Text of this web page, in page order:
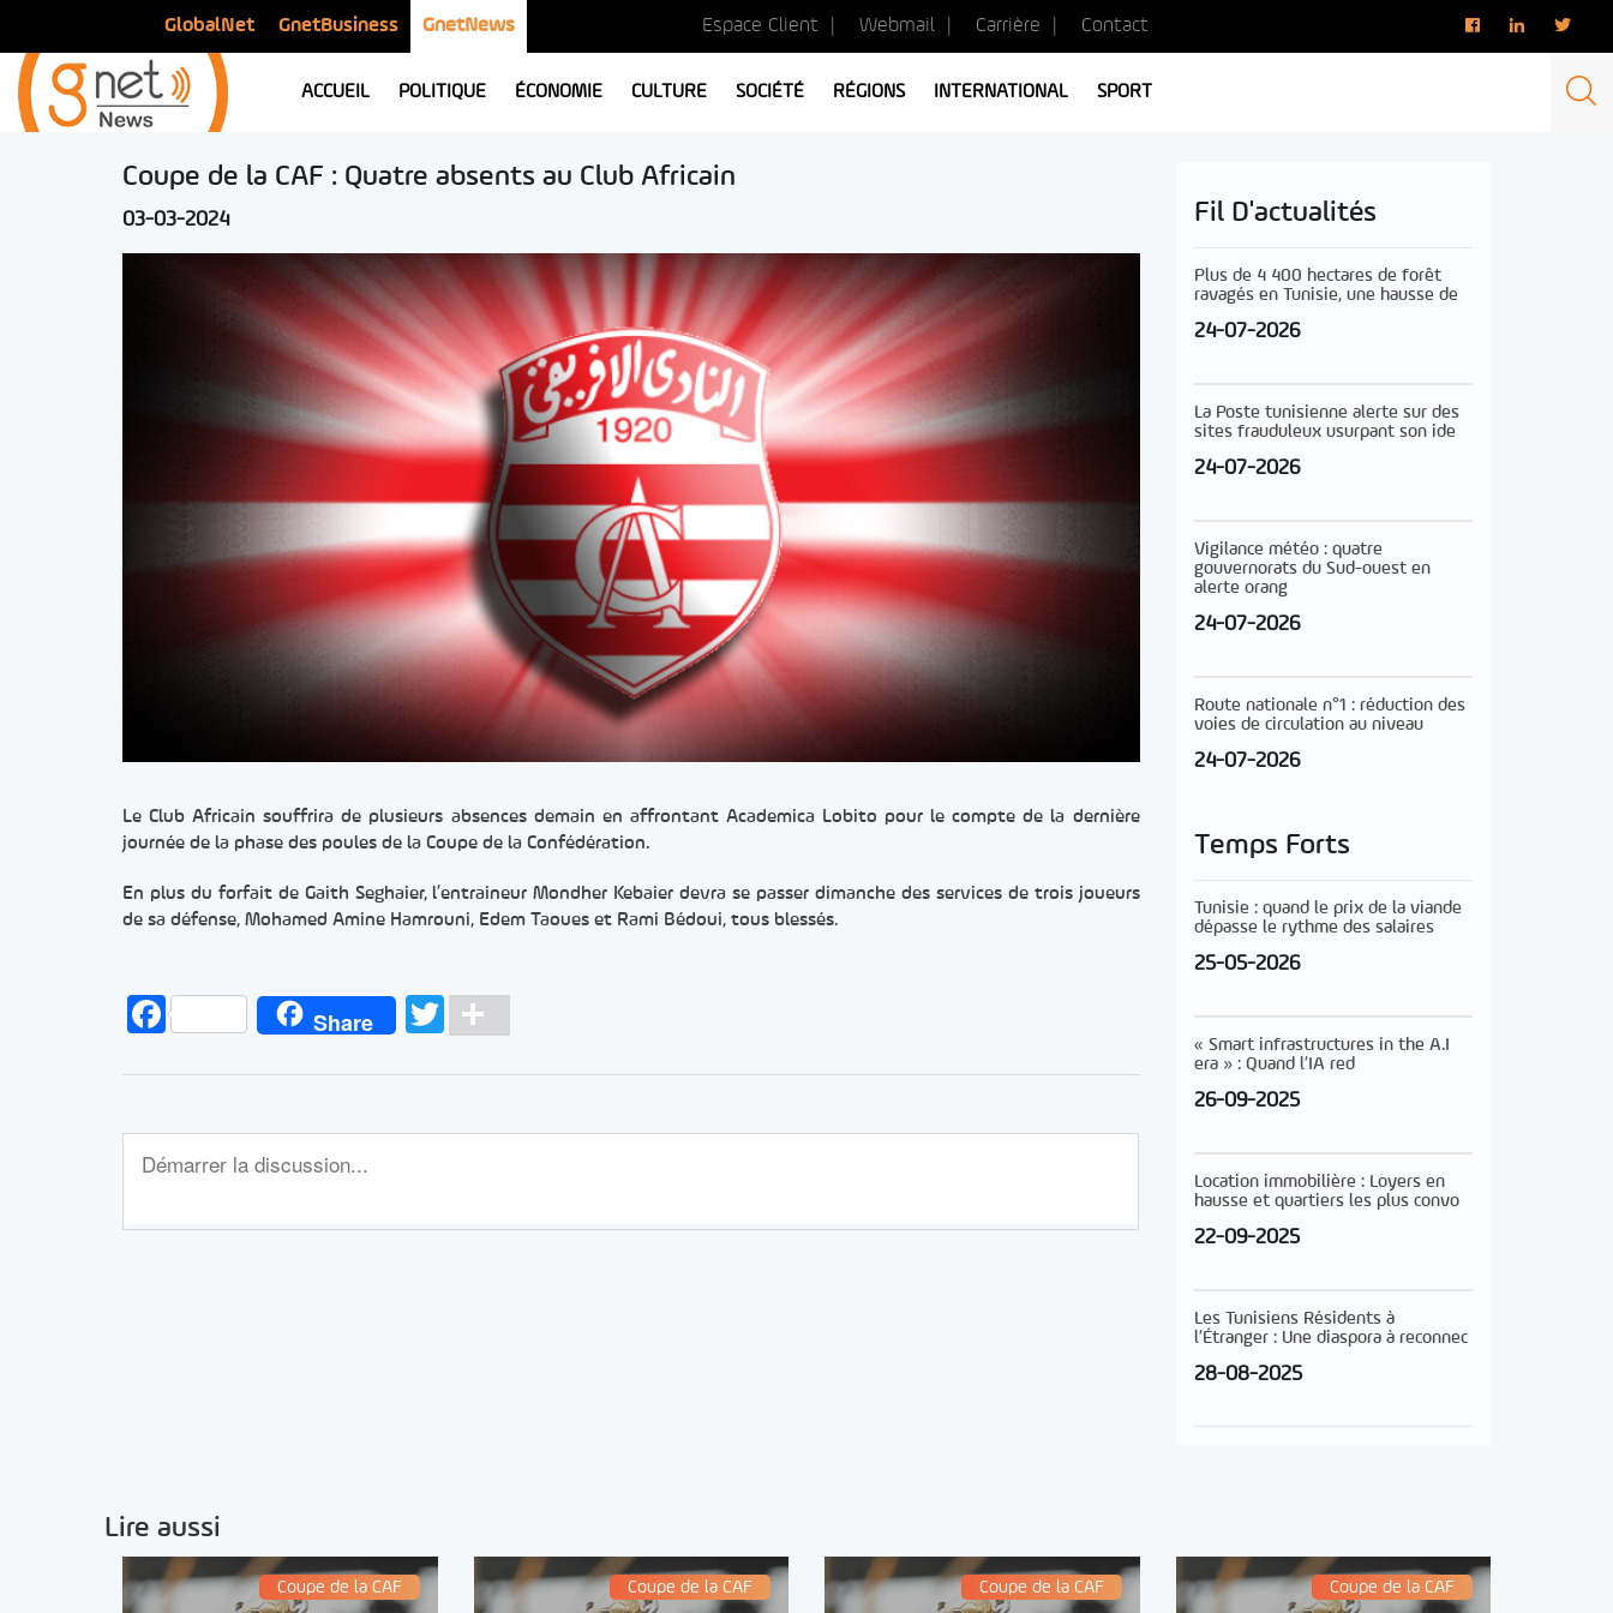
GlobalNet GnetBusiness GnetNews Espace Client Webmail Carrière Contact
ACCUEIL POLITIQUE ÉCONOMIE CULTURE SOCIÉTÉ RÉGIONS INTERNATIONAL SPORT
Coupe de la CAF : Quatre absents au Club Africain
03-03-2024
Le Club Africain souffrira de plusieurs absences demain en affrontant Academica Lobito pour le compte de la dernière
journée de la phase des poules de la Coupe de la Confédération.
En plus du forfait de Gaith Seghaier, l’entraineur Mondher Kebaier devra se passer dimanche des services de trois joueurs
de sa défense, Mohamed Amine Hamrouni, Edem Taoues et Rami Bédoui, tous blessés.
FacebookShare TwitterPartager
Fil D'actualités
Plus de 4 400 hectares de forêt
ravagés en Tunisie, une hausse de
24-07-2026
La Poste tunisienne alerte sur des
sites frauduleux usurpant son ide
24-07-2026
Vigilance météo : quatre
gouvernorats du Sud-ouest en
alerte orang
24-07-2026
Route nationale n°1 : réduction des
voies de circulation au niveau
24-07-2026
Temps Forts
Tunisie : quand le prix de la viande
dépasse le rythme des salaires
25-05-2026
« Smart infrastructures in the A.I
era » : Quand l’IA red
26-09-2025
Location immobilière : Loyers en
hausse et quartiers les plus convo
22-09-2025
Les Tunisiens Résidents à
l’Étranger : Une diaspora à reconnec
28-08-2025
Lire aussi
Coupe de la CAF Coupe de la CAF Coupe de la CAF Coupe de la CAF